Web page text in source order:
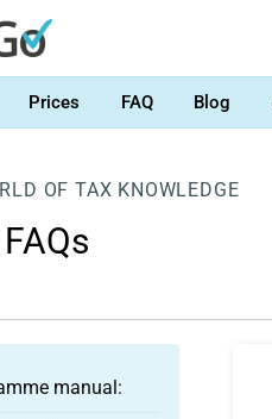
Prices FAQ Blog
OF TAX KNOWLEDGE
manual: